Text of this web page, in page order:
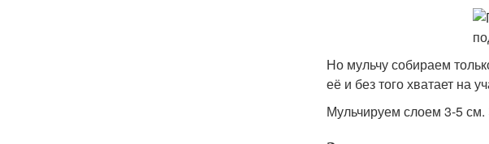
Но мульчу собираем
её и без того хватает на
Мульчируем слоем 3-5 см.